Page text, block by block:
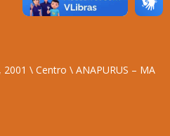
\ Centro \ ANAPURUS – MA